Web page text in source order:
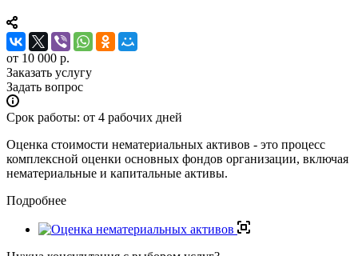
от 10 000 р.
Заказать услугу
Задать вопрос
Срок работы: от 4 рабочих дней
Оценка стоимости нематериальных активов - это процесс
комплексной оценки основных фондов организации, включая
нематериальные и капитальные активы.
Подробнее